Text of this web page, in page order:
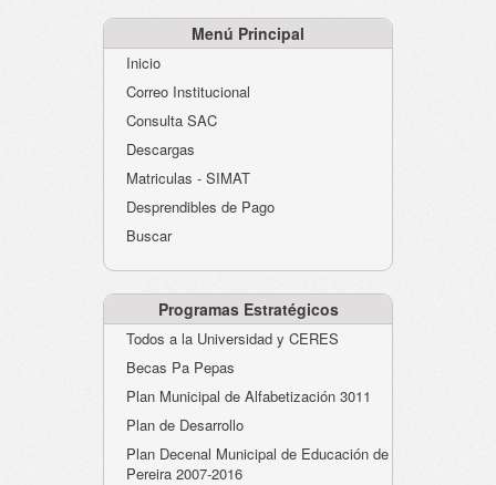
Atención al Ciudadano
Instituciones Educativas
Despacho Secretaría
Evaluación desempeño
Humano-Cesantías
Menú Principal
Inicio
Correo Institucional
Consulta SAC
Descargas
Matriculas - SIMAT
Desprendibles de Pago
Buscar
Programas Estratégicos
Todos a la Universidad y CERES
Becas Pa Pepas
Plan Municipal de Alfabetización 3011
Plan de Desarrollo
Plan Decenal Municipal de Educación de
Pereira 2007-2016